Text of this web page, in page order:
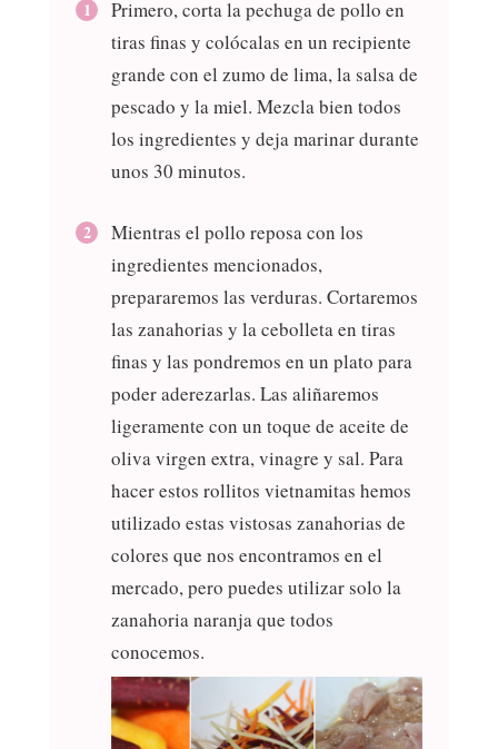
Primero, corta la pechuga de pollo en
tiras finas y colócalas en un recipiente
grande con el zumo de lima, la salsa de
pescado y la miel. Mezcla bien todos
los ingredientes y deja marinar durante
unos 30 minutos.
Mientras el pollo reposa con los
ingredientes mencionados,
prepararemos las verduras. Cortaremos
las zanahorias y la cebolleta en tiras
finas y las pondremos en un plato para
poder aderezarlas. Las aliñaremos
ligeramente con un toque de aceite de
oliva virgen extra, vinagre y sal. Para
hacer estos rollitos vietnamitas hemos
utilizado estas vistosas zanahorias de
colores que nos encontramos en el
mercado, pero puedes utilizar solo la
zanahoria naranja que todos
conocemos.